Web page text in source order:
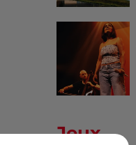
Jeux